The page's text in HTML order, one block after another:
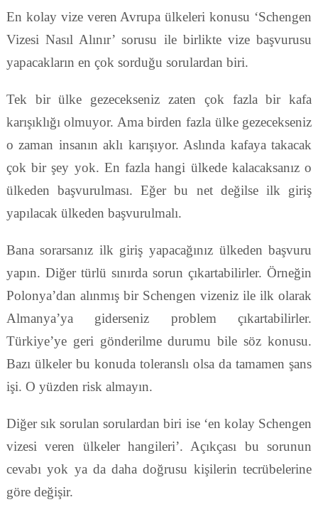
En kolay vize veren Avrupa ülkeleri konusu ‘Schengen
Vizesi Nasıl Alınır’ sorusu ile birlikte vize başvurusu
yapacakların en çok sorduğu sorulardan biri.
Tek bir ülke gezecekseniz zaten çok fazla bir kafa
karışıklığı olmuyor. Ama birden fazla ülke gezecekseniz
o zaman insanın aklı karışıyor. Aslında kafaya takacak
çok bir şey yok. En fazla hangi ülkede kalacaksanız o
ülkeden başvurulması. Eğer bu net değilse ilk giriş
yapılacak ülkeden başvurulmalı.
Bana sorarsanız ilk giriş yapacağınız ülkeden başvuru
yapın. Diğer türlü sınırda sorun çıkartabilirler. Örneğin
Polonya’dan alınmış bir Schengen vizeniz ile ilk olarak
Almanya’ya giderseniz problem çıkartabilirler.
Türkiye’ye geri gönderilme durumu bile söz konusu.
Bazı ülkeler bu konuda toleranslı olsa da tamamen şans
işi. O yüzden risk almayın.
Diğer sık sorulan sorulardan biri ise ‘en kolay Schengen
vizesi veren ülkeler hangileri’. Açıkçası bu sorunun
cevabı yok ya da daha doğrusu kişilerin tecrübelerine
göre değişir.